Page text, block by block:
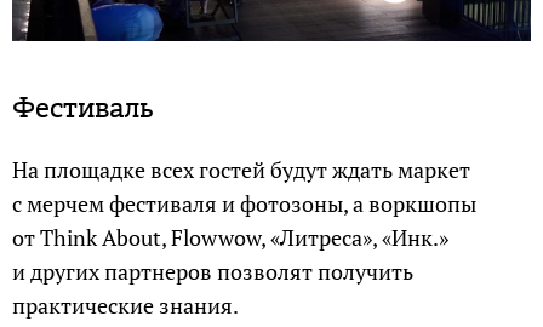
Фестиваль
На площадке всех гостей будут ждать маркет
с мерчем фестиваля и фотозоны, а воркшопы
от Think About, Flowwow, «Литреса», «Инк.»
и других партнеров позволят получить
практические знания.